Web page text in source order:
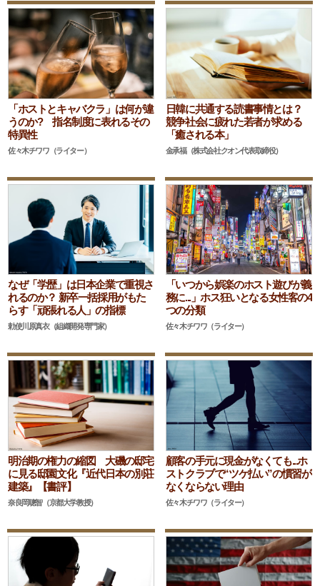
「ホストとキャバクラ」は何が違
うのか? 指名制度に表れるその
特異性
佐々木チワワ（ライター）
日韓に共通する読書事情とは？
競争社会に疲れた若者が求める
「癒される本」
金承福（株式会社クオン代表取締役）
なぜ「学歴」は日本企業で重視さ
れるのか？ 新卒一括採用がもた
らす「頑張れる人」の指標
勅使川原真衣（組織開発専門家）
「いつから娯楽のホスト遊びが義
務に...」ホス狂いとなる女性客の4
つの分類
佐々木チワワ（ライター）
明治期の権力の縮図 大磯の邸宅
に見る邸園文化『近代日本の別荘
建築』【書評】
奈良岡聰智（京都大学教授）
顧客の手元に現金がなくても...ホ
ストクラブで“ツケ払い”の慣習が
なくならない理由
佐々木チワワ（ライター）